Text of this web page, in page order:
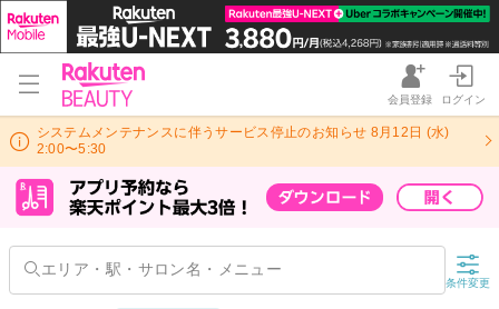
会員登録 ログイン
システムメンテナンスに伴うサービス停止のお知らせ 8月12日 (水)
2:00〜5:30
条件変更